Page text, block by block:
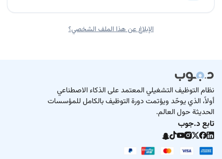
الإبلاغ عن هذا الملف الشخصي؟
نظام التوظيف التشغيلي المعتمد على الذكاء الاصطناعي
أولاً، الذي يوحّد ويؤتمت دورة التوظيف بالكامل للمؤسسات
الحديثة حول العالم.
تابع د.جوب